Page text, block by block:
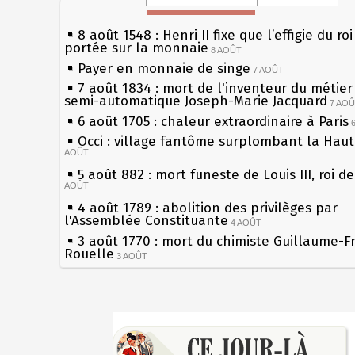
8 août 1548 : Henri II fixe que l’effigie du
portée sur la monnaie 8 AOÛT
Payer en monnaie de singe 7 AOÛT
7 août 1834 : mort de l'inventeur du
semi-automatique Joseph-Marie Jacquard 7
6 août 1705 : chaleur extraordinaire à Paris
Occi : village fantôme surplombant la
AOÛT
5 août 882 : mort funeste de Louis III, roi
AOÛT
4 août 1789 : abolition des privilèges par
l'Assemblée Constituante 4 AOÛT
3 août 1770 : mort du chimiste Guillaume-
Rouelle 3 AOÛT
Musée Jean de La Fontaine : réouverture
1er août 1589 : Henri III est poignardé à
les siècles
27 mai 1610 : supplice de François